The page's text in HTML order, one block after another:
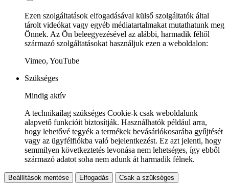
Ezen szolgáltatások elfogadásával külső szolgáltatók által
tárolt videókat vagy egyéb médiatartalmakat mutathatunk meg
Önnek. Az Ön beleegyezésével az alábbi, harmadik féltől
származó szolgáltatásokat használjuk ezen a weboldalon:
Vimeo, YouTube
Szükséges
Mindig aktív
A technikailag szükséges Cookie-k csak weboldalunk
alapvető funkcióit biztosítják. Használhatók például arra,
hogy lehetővé tegyék a termékek bevásárlókosarába gyűjtését
vagy az ügyfélfiókba való bejelentkezést. Ez azt jelenti, hogy
semmilyen következtetés levonása nem lehetséges, így ebből
származó adatot soha nem adunk át harmadik félnek.
Beállítások mentése Elfogadás Csak a szükséges